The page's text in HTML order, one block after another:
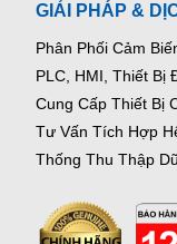
GIẢI PHÁP &
Phân Phối Cảm
PLC, HMI, Thiết Bị
Cung Cấp Thiết Bị
Tư Vấn Tích Hợp
Thống Thu Thập